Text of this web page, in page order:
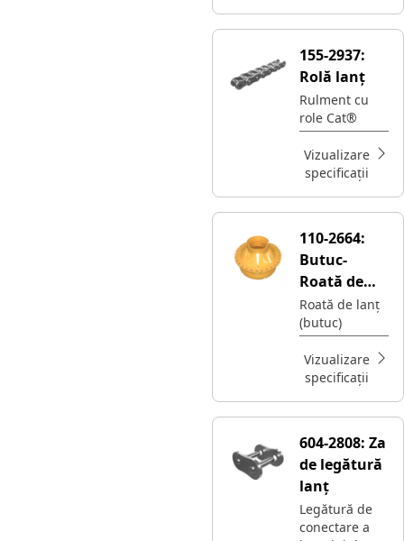
155-2937:
Rolă lanț
Rulment cu
role Cat®
Vizualizare
specificații
110-2664:
Butuc-
Roată de
lanț
Roată de lanț
(butuc)
Vizualizare
specificații
604-2808: Za
de legătură
lanț
Legătură de
conectare a